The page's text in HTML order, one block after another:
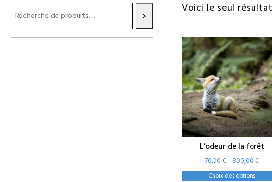
Voici le seul résultat
L’odeur de la forêt
70,00€–800,00€
Choix des options